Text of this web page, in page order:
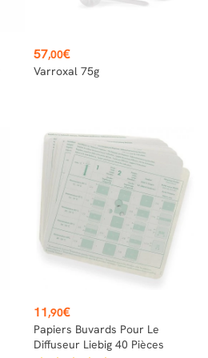
Prix
57,00€
Varroxal 75g
Prix
11,90€
Papiers Buvards Pour Le
Diffuseur Liebig 40 Pièces